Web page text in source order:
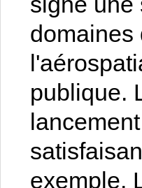
domaines
publique.
exemple.